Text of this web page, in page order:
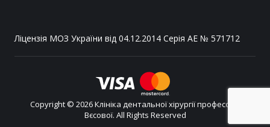
Ліцензія МОЗ України від 04.12.2014 Серія АЕ № 571712
Copyright © 2026 Клініка дентальної хірургії професора
Вєсової. All Rights Reserved